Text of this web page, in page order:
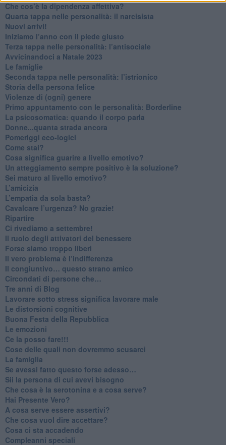
Che cos’è la dipendenza affettiva?
Quarta tappa nelle personalità: il narcisista
​Nuovi arrivi!
​Iniziamo l’anno con il piede giusto
​Terza tappa nelle personalità: l’antisociale
​Avvicinandoci a Natale 2023
Le famiglie
Seconda tappa nelle personalità: l’istrionico
​Storia della persona felice
Violenze di (ogni) genere
​Primo appuntamento con le personalità: Borderline
La psicosomatica: quando il corpo parla
Donne...quanta strada ancora
​Pomeriggi eco-logici
​Come stai?
Cosa significa guarire a livello emotivo?
​Un atteggiamento sempre positivo è la soluzione?
​Sei maturo al livello emotivo?
​L’amicizia
​L’empatia da sola basta?
​Cavalcare l’urgenza? No grazie!
Ripartire
​Ci rivediamo a settembre!
​Il ruolo degli attivatori del benessere
​Forse siamo troppo liberi
​Il vero problema è l’indifferenza
​Il congiuntivo… questo strano amico
​Circondati di persone che…
​Tre anni di Blog
​Lavorare sotto stress significa lavorare male
​Le distorsioni cognitive
​Buona Festa della Repubblica
Le emozioni
​Ce la posso fare!!!
​Cose delle quali non dovremmo scusarci
​La famiglia
​Se avessi fatto questo forse adesso…
​Sii la persona di cui avevi bisogno
Che cosa è la serotonina e a cosa serve?
​Hai Presente Vero?
A cosa serve essere assertivi?
​Che cosa vuol dire accettare?
​Cosa ci sta accadendo
​Compleanni speciali